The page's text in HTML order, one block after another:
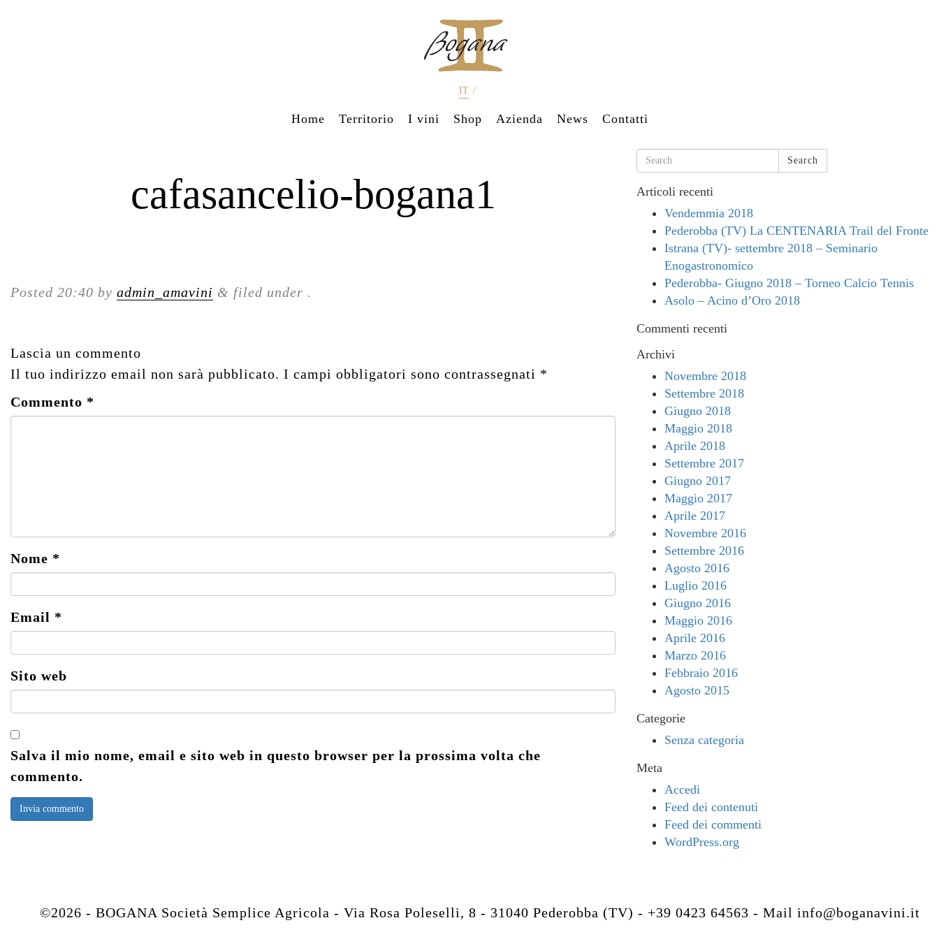
IT /
Home Territorio I vini Shop Azienda News Contatti
cafasancelio-bogana1
Posted 20:40 by admin_amavini & filed under .
Lascia un commento
Il tuo indirizzo email non sarà pubblicato. I campi obbligatori sono contrassegnati *
Commento *
Nome *
Email *
Sito web
Salva il mio nome, email e sito web in questo browser per la prossima volta che
commento.
Search
Articoli recenti
Vendemmia 2018
Pederobba (TV) La CENTENARIA Trail del Fronte
Istrana (TV)- settembre 2018 – Seminario
Enogastronomico
Pederobba- Giugno 2018 – Torneo Calcio Tennis
Asolo – Acino d’Oro 2018
Commenti recenti
Archivi
Novembre 2018
Settembre 2018
Giugno 2018
Maggio 2018
Aprile 2018
Settembre 2017
Giugno 2017
Maggio 2017
Aprile 2017
Novembre 2016
Settembre 2016
Agosto 2016
Luglio 2016
Giugno 2016
Maggio 2016
Aprile 2016
Marzo 2016
Febbraio 2016
Agosto 2015
Categorie
Senza categoria
Meta
Accedi
Feed dei contenuti
Feed dei commenti
WordPress.org
©2026 - BOGANA Società Semplice Agricola - Via Rosa Poleselli, 8 - 31040 Pederobba (TV) - +39 0423 64563 - Mail info@boganavini.it